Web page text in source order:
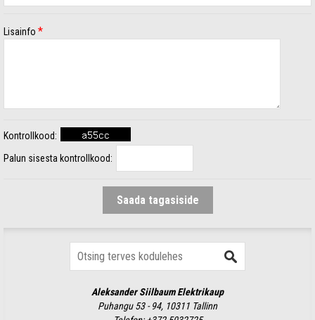
Lisainfo *
Kontrollkood:
Palun sisesta kontrollkood:
Aleksander Siilbaum Elektrikaup
Puhangu 53 - 94, 10311 Tallinn